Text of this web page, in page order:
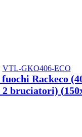
VTL-GKO406-ECO
Rackeco
bruciatori)